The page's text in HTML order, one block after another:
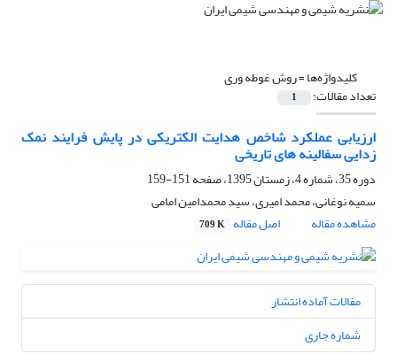
کلیدواژه‌ها =روش غوطه وری
تعداد مقالات: 1
ارزیابی عملکرد شاخص هدایت الکتریکی در پایش فرایند نمک
زدایی سفالینه های تاریخی
دوره 35، شماره 4، زمستان 1395، صفحه
151-159
سمیه نوغانی، محمد امیری، سید محمدامین امامی
مشاهده مقاله
اصل مقاله 709 K
مقالات آماده انتشار
شماره جاری